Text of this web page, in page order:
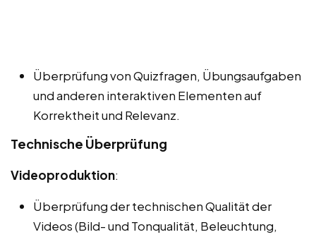
Überprüfung von Quizfragen, Übungsaufgaben
und anderen interaktiven Elementen auf
Korrektheit und Relevanz.
Technische Überprüfung
Videoproduktion:
Überprüfung der technischen Qualität der
Videos (Bild- und Tonqualität, Beleuchtung,